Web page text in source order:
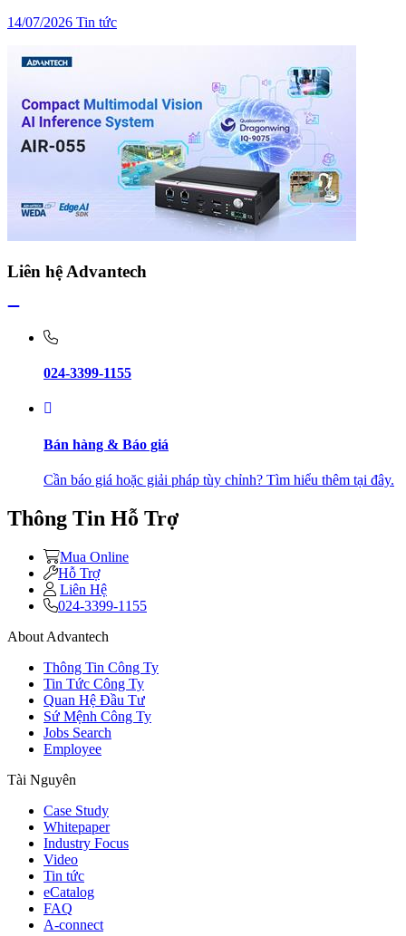
14/07/2026 Tin tức
Liên hệ Advantech
024-3399-1155
Bán hàng & Báo giá
Cần báo giá hoặc giải pháp tùy chỉnh? Tìm hiểu thêm tại đây.
Thông Tin Hỗ Trợ
Mua Online
Hỗ Trợ
Liên Hệ
024-3399-1155
About Advantech
Thông Tin Công Ty
Tin Tức Công Ty
Quan Hệ Đầu Tư
Sứ Mệnh Công Ty
Jobs Search
Employee
Tài Nguyên
Case Study
Whitepaper
Industry Focus
Video
Tin tức
eCatalog
FAQ
A-connect